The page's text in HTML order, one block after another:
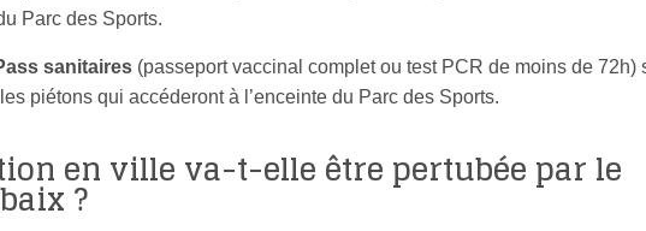
Parc des Sports.
sanitaires(passeport vaccinal complet ou test PCR de moins de 72h)
piétons qui accéderont à l’enceinte du Parc des Sports.
en ville va-t-elle être pertubée par le
?